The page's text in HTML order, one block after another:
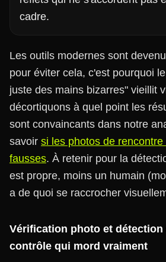
cadre.
Les outils modernes sont
pour éviter cela, c'est pourquoi
juste des mains bizarres" vieillit
décortiquons à quel point les
sont convaincants dans notre
savoir si les photos de
fausses. À retenir pour la
est propre, moins un humain
a de quoi se raccrocher
Vérification photo et
contrôle qui mord vraiment